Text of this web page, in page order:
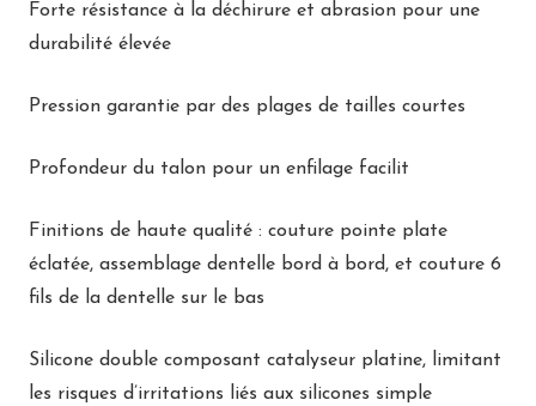
Forte résistance à la déchirure et abrasion pour une
durabilité élevée
Pression garantie par des plages de tailles courtes
Profondeur du talon pour un enfilage facilit
Finitions de haute qualité : couture pointe plate
éclatée, assemblage dentelle bord à bord, et couture 6
fils de la dentelle sur le bas
Silicone double composant catalyseur platine, limitant
les risques d’irritations liés aux silicones simple